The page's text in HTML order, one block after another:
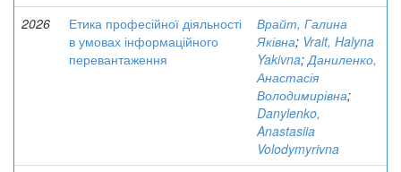
2026
Етика професійної діяльності
в умовах інформаційного
перевантаження
Врайт, Галина
Яківна; Vrait, Halyna
Yakivna;Даниленко,
Анастасія
Володимирівна;
Danylenko,
Anastasiia
Volodymyrivna